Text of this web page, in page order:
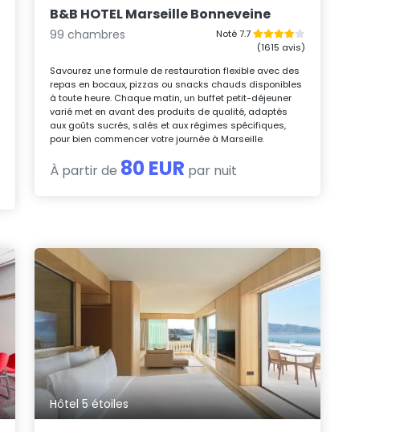
B&B HOTEL Marseille Bonneveine
99 chambres
Noté 7.7
(1615 avis)
Savourez une formule de restauration flexible avec des
repas en bocaux, pizzas ou snacks chauds disponibles
à toute heure. Chaque matin, un buffet petit-déjeuner
varié met en avant des produits de qualité, adaptés
aux goûts sucrés, salés et aux régimes spécifiques,
pour bien commencer votre journée à Marseille.
À partir de 80 EUR par nuit
Hôtel 5 étoiles